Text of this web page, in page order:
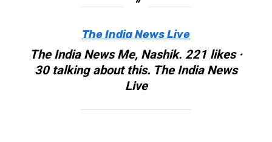
The India News Live
The India News Me, Nashik. 221 likes ·
30 talking about this. The India News
Live